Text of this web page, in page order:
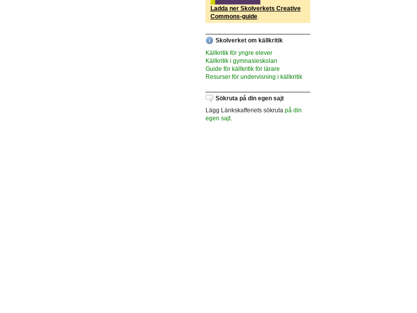
Ladda ner Skolverkets Creative
Commons-guide.
Skolverket om källkritik
Källkritik för yngre elever
Källkritik i gymnasieskolan
Guide för källkritik för lärare
Resurser för undervisning i källkritik
Sökruta på din egen sajt
Lägg Länkskafferiets sökruta på din
egen sajt.